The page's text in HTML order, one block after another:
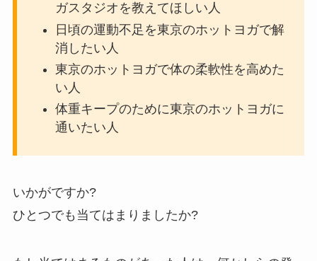
ガスタジオを教えてほしい人
日頃の運動不足を東京のホットヨガで解
消したい人
東京のホットヨガで体の柔軟性を高めた
い人
体重キープのために東京のホットヨガに
通いたい人
いかがですか?
ひとつでも当てはまりましたか?